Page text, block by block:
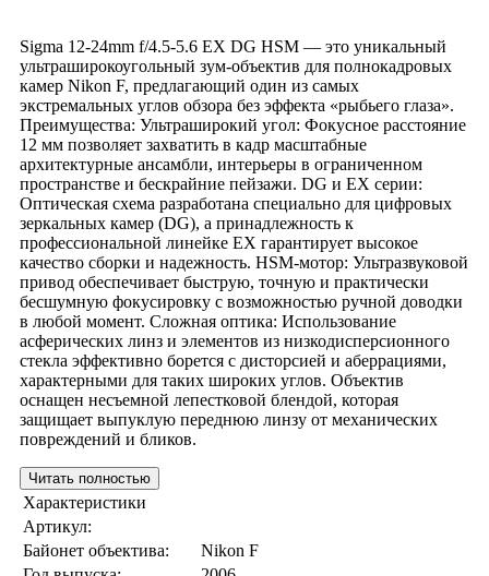
Sigma 12-24mm f/4.5-5.6 EX DG HSM — это уникальный
ультраширокоугольный зум-объектив для полнокадровых
камер Nikon F, предлагающий один из самых
экстремальных углов обзора без эффекта «рыбьего глаза».
Преимущества: Ультраширокий угол: Фокусное расстояние
12 мм позволяет захватить в кадр масштабные
архитектурные ансамбли, интерьеры в ограниченном
пространстве и бескрайние пейзажи. DG и EX серии:
Оптическая схема разработана специально для цифровых
зеркальных камер (DG), а принадлежность к
профессиональной линейке EX гарантирует высокое
качество сборки и надежность. HSM-мотор: Ультразвуковой
привод обеспечивает быструю, точную и практически
бесшумную фокусировку с возможностью ручной доводки
в любой момент. Сложная оптика: Использование
асферических линз и элементов из низкодисперсионного
стекла эффективно борется с дисторсией и аберрациями,
характерными для таких широких углов. Объектив
оснащен несъемной лепестковой блендой, которая
защищает выпуклую переднюю линзу от механических
повреждений и бликов.
Читать полностью
Характеристики
Артикул:
Байонет объектива:
Nikon F